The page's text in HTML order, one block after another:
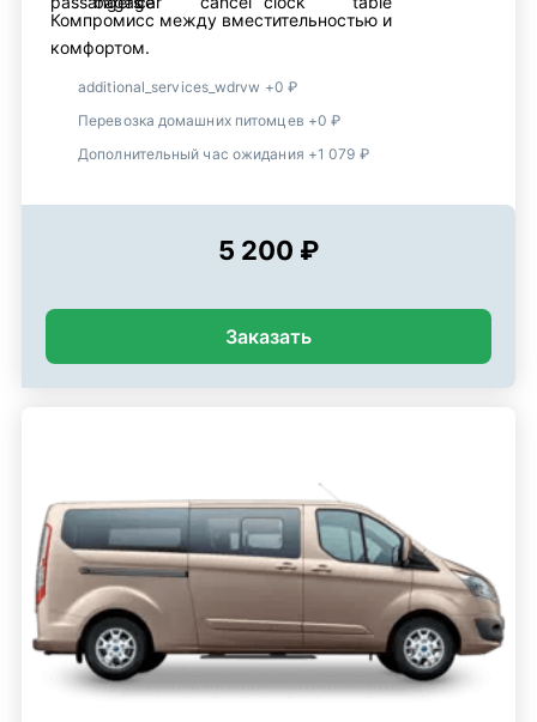
Компромисс между вместительностью и
комфортом.
additional_services_wdrvw +0 ₽
Перевозка домашних питомцев +0 ₽
Дополнительный час ожидания +1 079 ₽
5 200 ₽
Заказать